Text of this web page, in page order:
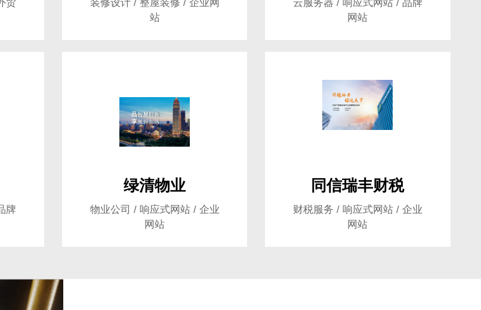
贸
装修设计 / 整屋装修 / 企业网
站
云服务器 / 响应式网站 / 品牌
网站
牌
绿清物业
物业公司 / 响应式网站 / 企业
网站
同信瑞丰财税
财税服务 / 响应式网站 / 企业
网站
售后咨询
售前咨询
我们会第一时间送上问候的。